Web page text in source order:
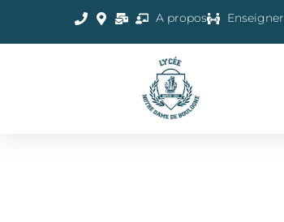
A propos Enseigner